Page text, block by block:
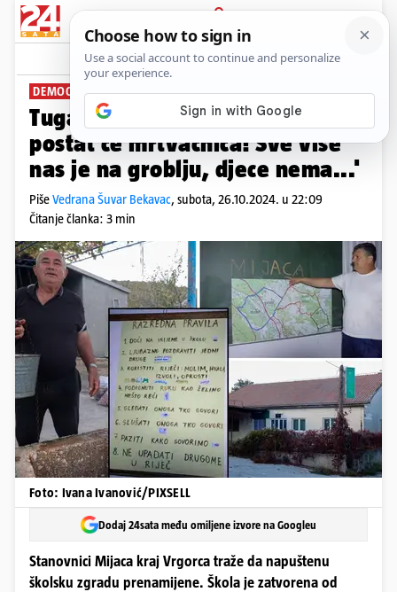
PRIJAVA
News Komentari
DEMOGRAFSKA PUSTOŠ PLUS+
Tuga kraj Vrgorca: 'Naša škola
postat će mrtvačnica! Sve više
nas je na groblju, djece nema...'
PišeVedrana Šuvar Bekavac, subota, 26.10.2024. u 22:09
Čitanje članka: 3 min
Foto: Ivana Ivanović/PIXSELL
Dodaj 24sata među omiljene izvore na Googleu
Stanovnici Mijaca kraj Vrgorca traže da napuštenu
školsku zgradu prenamijene. Škola je zatvorena od